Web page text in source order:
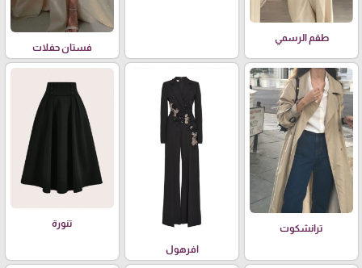
طقم الرسمي
فستان حفلات
ترانشكوت
افرهول
تنورة